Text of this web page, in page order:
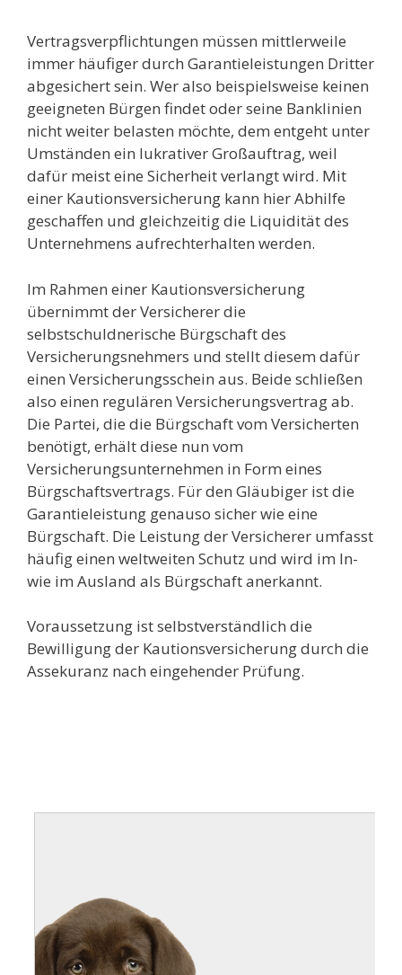
Vertragsverpflichtungen müssen mittlerweile
immer häufiger durch Garantieleistungen Dritter
abgesichert sein. Wer also beispielsweise keinen
geeigneten Bürgen findet oder seine Banklinien
nicht weiter belasten möchte, dem entgeht unter
Umständen ein lukrativer Großauftrag, weil
dafür meist eine Sicherheit verlangt wird. Mit
einer Kautionsversicherung kann hier Abhilfe
geschaffen und gleichzeitig die Liquidität des
Unternehmens aufrechterhalten werden.
Im Rahmen einer Kautionsversicherung
übernimmt der Versicherer die
selbstschuldnerische Bürgschaft des
Versicherungsnehmers und stellt diesem dafür
einen Versicherungsschein aus. Beide schließen
also einen regulären Versicherungsvertrag ab.
Die Partei, die die Bürgschaft vom Versicherten
benötigt, erhält diese nun vom
Versicherungsunternehmen in Form eines
Bürgschaftsvertrags. Für den Gläubiger ist die
Garantieleistung genauso sicher wie eine
Bürgschaft. Die Leistung der Versicherer umfasst
häufig einen weltweiten Schutz und wird im In-
wie im Ausland als Bürgschaft anerkannt.
Voraussetzung ist selbstverständlich die
Bewilligung der Kautionsversicherung durch die
Assekuranz nach eingehender Prüfung.